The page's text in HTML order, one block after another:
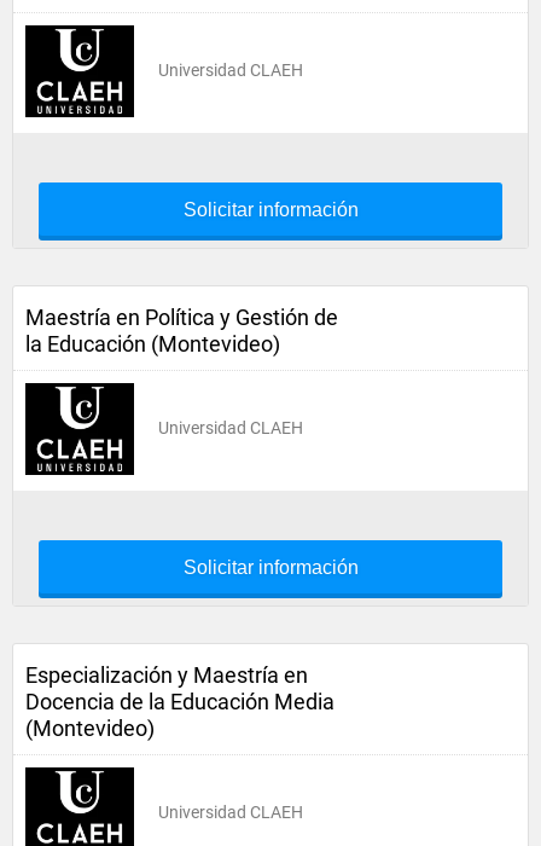
Universidad CLAEH
Solicitar información
Maestría en Política y Gestión de
la Educación (Montevideo)
Universidad CLAEH
Solicitar información
Especialización y Maestría en
Docencia de la Educación Media
(Montevideo)
Universidad CLAEH